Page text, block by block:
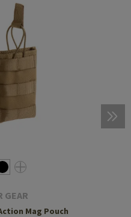
GEAR
Mag Pouch